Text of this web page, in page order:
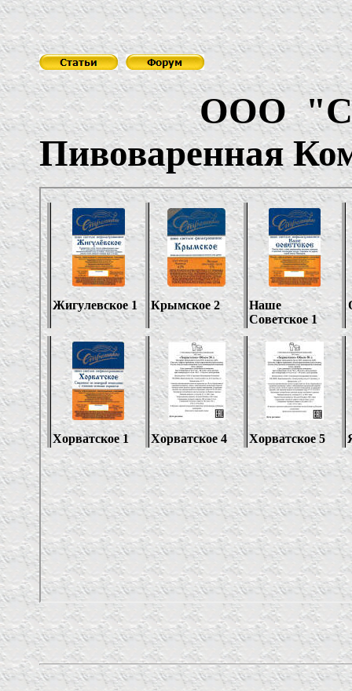
ООО"
Пивоваренная